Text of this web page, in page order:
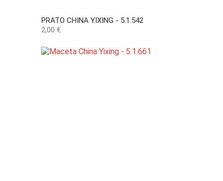
PRATO CHINA YIXING - 5.1.542
Precio
2,00 €